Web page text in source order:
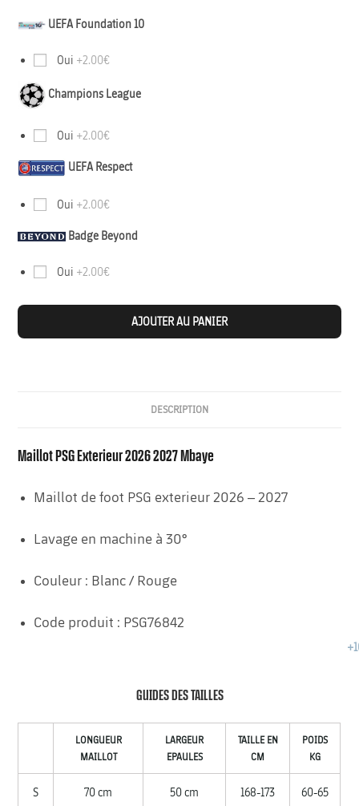
UEFA Foundation 10
Oui +2.00€
Champions League
Oui +2.00€
UEFA Respect
Oui +2.00€
Badge Beyond
Oui +2.00€
AJOUTER AU PANIER
DESCRIPTION
Maillot PSG Exterieur 2026 2027 Mbaye
Maillot de foot PSG exterieur 2026 – 2027
Lavage en machine à 30°
Couleur : Blanc / Rouge
Code produit : PSG76842
GUIDES DES TAILLES
LONGUEUR
MAILLOT
LARGEUR
EPAULES
TAILLE EN
CM
POIDS
KG
S 70 cm 50 cm 168-173 60-65